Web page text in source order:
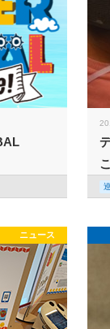
ニュース